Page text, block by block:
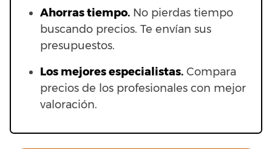
Ahorras tiempo. No pierdas tiempo
buscando precios. Te envían sus
presupuestos.
Los mejores especialistas. Compara
precios de los profesionales con mejor
valoración.